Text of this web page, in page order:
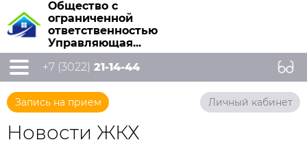
Общество с
ограниченной
ответственностью
Управляющая...
+7 (3022) 21-14-44
Запись на прием Личный кабинет
Новости ЖКХ